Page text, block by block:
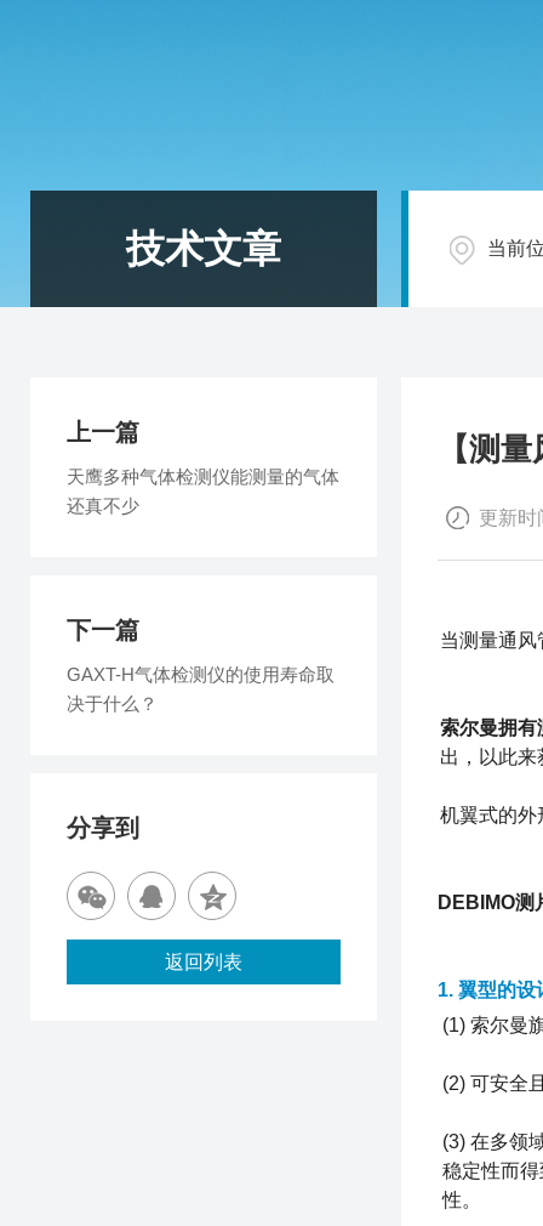
技术文章 当前
【测
更新时
当测量通
索尔曼拥有
出，以此
机翼式的外
DEBIMO测
1. 翼型的设
(1) 索尔曼
(2) 可安全
(3) 在多领
稳定性而
性。
上一篇
天鹰多种气体检测仪能测量的气体
还真不少
下一篇
GAXT-H气体检测仪的使用寿命取
决于什么？
分享到
返回列表